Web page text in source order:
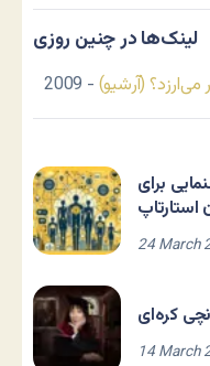
لینک‌ها در چنین روزی
(آرشیو) - 2009
برای
استارتاپ
24 March
کره‌ای
14 March